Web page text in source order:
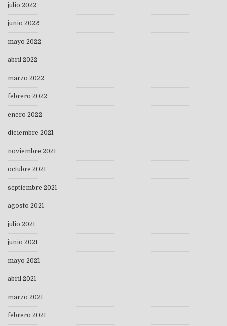
julio 2022
junio 2022
mayo 2022
abril 2022
marzo 2022
febrero 2022
enero 2022
diciembre 2021
noviembre 2021
octubre 2021
septiembre 2021
agosto 2021
julio 2021
junio 2021
mayo 2021
abril 2021
marzo 2021
febrero 2021